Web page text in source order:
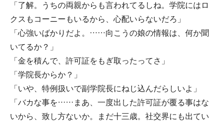
「了解。うちの両親からも言われてるしね。学院にはロ
クスもコーニーもいるから、心配いらないだろ」
「心強いばかりだよ。……向こうの娘の情報は、何か聞
いてるか？」
「金を積んで、許可証をもぎ取ったってさ」
「学院長からか？」
「いや、特例扱いで副学院長にねじ込んだらしいよ」
「バカな事を……まあ、一度出した許可証が覆る事はな
いから、致し方ないか。まだ十三歳。社交界にも出てい